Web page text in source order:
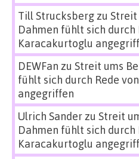
Till Strucksbergzu Streit
Dahmen fühlt sich durch
Karacakurtoglu
DEWFan zu Streit ums
fühlt sich durch Rede
angegriffen
Ulrich Sanderzu Streit
Dahmen fühlt sich durch
Karacakurtoglu